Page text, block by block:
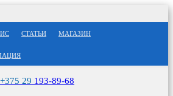
СТАТЬИ МАГАЗИН
+375 29 193-89-68